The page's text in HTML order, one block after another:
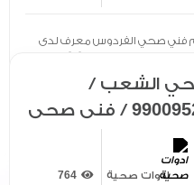
فني صحي الفردوس معرف لدى
بتوفير سيارة مجهزة[ .. ]
الشعب /
99009522 / فني صحي
سباك / ادوات صحية /
صحي الشعب
ادوات صحية